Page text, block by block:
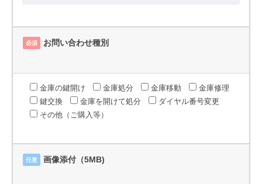
必須 お問い合わせ種別
金庫の鍵開け 金庫処分 金庫移動
金庫修理
鍵交換
金庫を開けて処分
ダイヤル番号変更
その他（ご購入等）
任意 画像添付（5MB)